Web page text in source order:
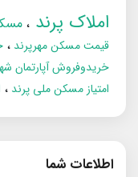
املاک پرند
قیمت مسکن مهرپرند
خریدوفروش آپارتمان
امتیاز مسکن ملی پرند
اطلاعات شما